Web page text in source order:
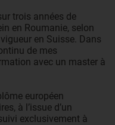
trois années de
en Roumanie, selon
en Suisse. Dans
de mes
avec un master à
européen
à l’issue d’un
exclusivement à